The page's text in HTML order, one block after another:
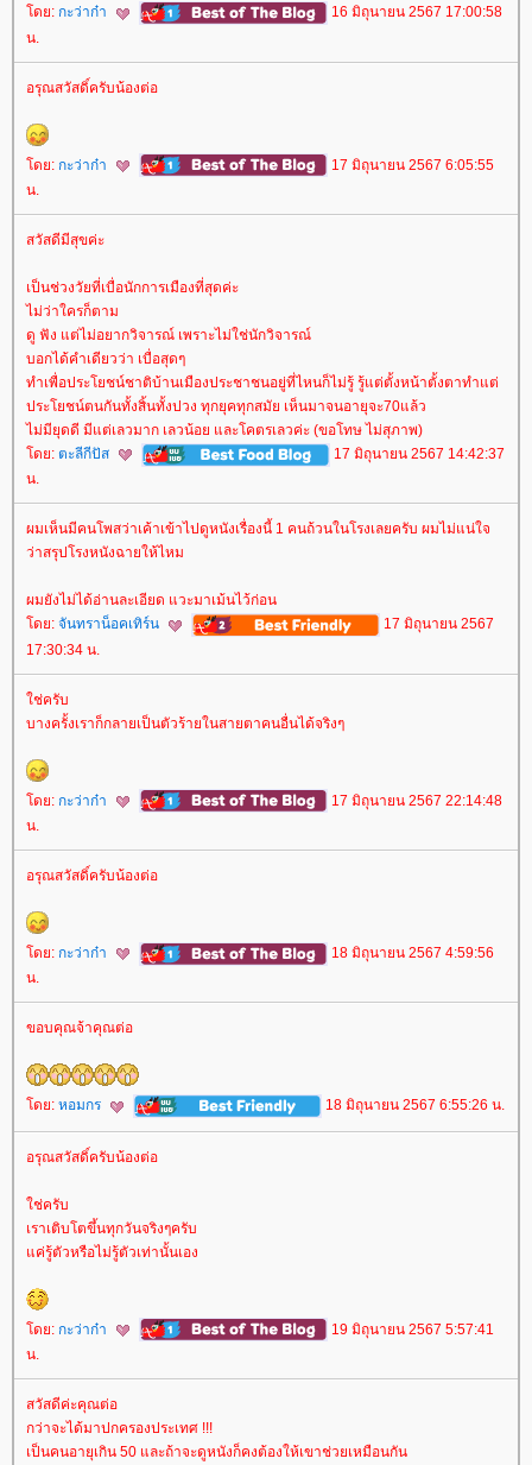
ดย: กะว่าก๋า
16 มิถุนายน 2567 17:00:58
น.
อรุณสวัสดิ์ครับน้องต่อ
ดย: กะว่าก๋า
17 มิถุนายน 2567 6:05:55
น.
สวัสดีมีสุขค่ะ
เป็นช่วงวัยที่เบื่อนักการเมืองที่สุดค่ะ
ไม่ว่าใครก็ตาม
ดู ฟัง แต่ไม่อยากวิจารณ์ เพราะไม่ใช่นักวิจารณ์
บอกได้คำเดียวว่า เบื่อสุดๆ
ทำเพื่อประโยชน์ชาติบ้านเมืองประชาชนอยู่ที่ไหนก็ไม่รู้ รู้แต่ตั้งหน้าตั้งตาทำแต่
ประโยชน์ตนกันทั้งสิ้นทั้งปวง ทุกยุคทุกสมัย เห็นมาจนอายุจะ70แล้ว
ไม่มียุดดี มีแต่เลวมาก เลวน้อย และโคตรเลวค่ะ (ขอโทษ ไม่สุภาพ)
ดย: ตะลีกีปัส
17 มิถุนายน 2567 14:42:37
น.
ผมเห็นมีคนโพสว่าเค้าเข้าไปดูหนังเรื่องนี้ 1 คนถ้วนในโรงเลยครับ ผมไม่แน่ใจ
ว่าสรุปโรงหนังฉายให้ไหม
ผมยังไม่ได้อ่านละเอียด แวะมาเม้นไว้ก่อน
ดย: จันทราน็อคเทิร์น
17 มิถุนายน 2567
17:30:34 น.
ช่ครับ
บางครั้งเราก็กลายเป็นตัวร้ายในสายตาคนอื่นได้จริงๆ
ดย: กะว่าก๋า
17 มิถุนายน 2567 22:14:48
น.
อรุณสวัสดิ์ครับน้องต่อ
ดย: กะว่าก๋า
18 มิถุนายน 2567 4:59:56
น.
ขอบคุณจ้าคุณต่อ
ดย: หอมกร 18 มิถุนายน 2567 6:55:26 น.
อรุณสวัสดิ์ครับน้องต่อ
ช่ครับ
เราเติบโตขึ้นทุกวันจริงๆครับ
ค่รู้ตัวหรือไม่รู้ตัวเท่านั้นเอง
ดย: กะว่าก๋า
19 มิถุนายน 2567 5:57:41
น.
สวัสดีค่ะคุณต่อ
กว่าจะได้มาปกครองประเทศ !!!
เป็นคนอายุเกิน 50 และถ้าจะดูหนังก็คงต้องให้เขาช่วยเหมือนกัน